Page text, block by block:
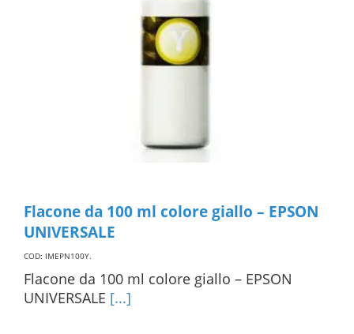
Flacone da 100 ml colore giallo – EPSON
UNIVERSALE
COD: IMEPN100Y.
Flacone da 100 ml colore giallo – EPSON
UNIVERSALE [...]